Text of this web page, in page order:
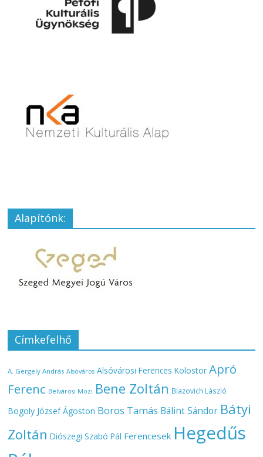
Alapítónk:
Címkefelhő
A. Gergely András Alsóváros Alsóvárosi Ferences Kolostor Apró
Ferenc Belvárosi Mozi Bene Zoltán Blazovich László
Bogoly József Ágoston Boros Tamás Bálint Sándor Bátyi
Zoltán Diószegi Szabó Pál Ferencesek Hegedűs